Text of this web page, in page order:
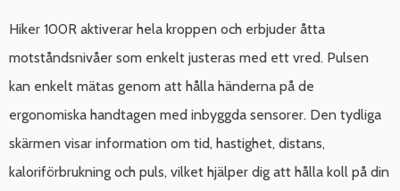
Hiker 100R aktiverar hela kroppen och erbjuder åtta
motståndsnivåer som enkelt justeras med ett vred. Pulsen
kan enkelt mätas genom att hålla händerna på de
ergonomiska handtagen med inbyggda sensorer. Den tydliga
skärmen visar information om tid, hastighet, distans,
kaloriförbrukning och puls, vilket hjälper dig att hålla koll på din